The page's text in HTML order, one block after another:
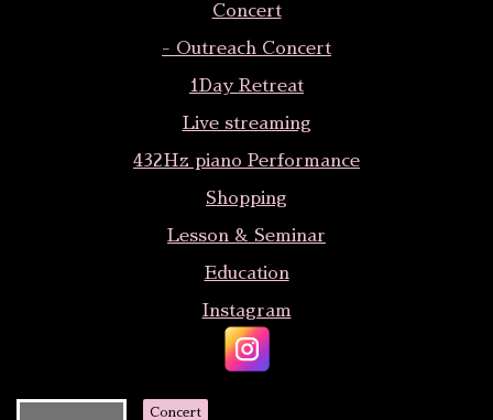
Concert
- Outreach Concert
1Day Retreat
Live streaming
432Hz piano Performance
Shopping
Lesson & Seminar
Education
Instagram
Concert